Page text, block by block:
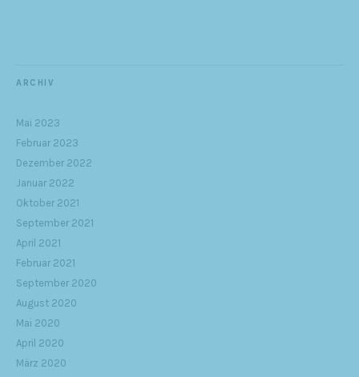
ARCHIV
Mai 2023
Februar 2023
Dezember 2022
Januar 2022
Oktober 2021
September 2021
April 2021
Februar 2021
September 2020
August 2020
Mai 2020
April 2020
März 2020